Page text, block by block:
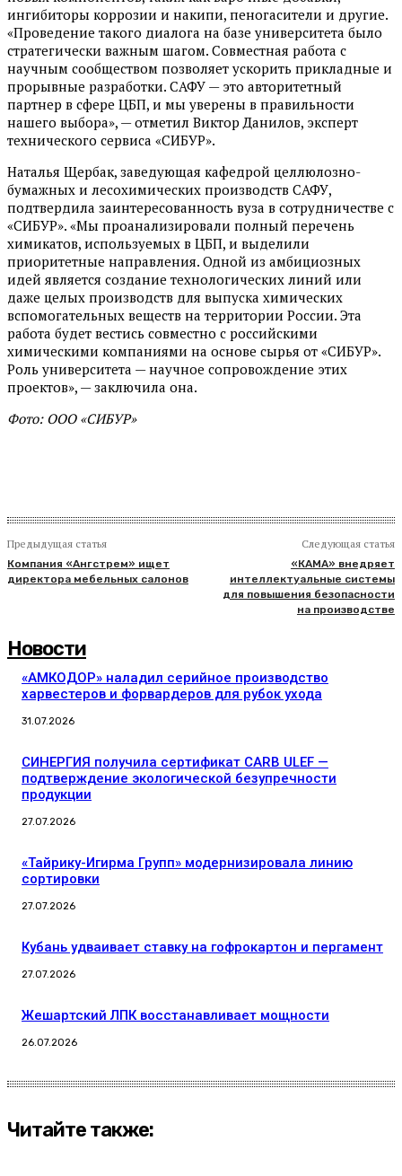
ингибиторы коррозии и накипи, пеногасители и другие.
«Проведение такого диалога на базе университета было
стратегически важным шагом. Совместная работа с
научным сообществом позволяет ускорить прикладные и
прорывные разработки. САФУ — это авторитетный
партнер в сфере ЦБП, и мы уверены в правильности
нашего выбора», — отметил Виктор Данилов, эксперт
технического сервиса «СИБУР».
Наталья Щербак, заведующая кафедрой целлюлозно-
бумажных и лесохимических производств САФУ,
подтвердила заинтересованность вуза в сотрудничестве с
«СИБУР». «Мы проанализировали полный перечень
химикатов, используемых в ЦБП, и выделили
приоритетные направления. Одной из амбициозных
идей является создание технологических линий или
даже целых производств для выпуска химических
вспомогательных веществ на территории России. Эта
работа будет вестись совместно с российскими
химическими компаниями на основе сырья от «СИБУР».
Роль университета — научное сопровождение этих
проектов», — заключила она.
Фото: ООО «СИБУР»
Предыдущая статья
Компания «Ангстрем» ищет
директора мебельных салонов
Следующая статья
«КАМА» внедряет
интеллектуальные системы
для повышения безопасности
на производстве
Новости
«АМКОДОР» наладил серийное производство
харвестеров и форвардеров для рубок ухода
31.07.2026
СИНЕРГИЯ получила сертификат CARB ULEF —
подтверждение экологической безупречности
продукции
27.07.2026
«Тайрику-Игирма Групп» модернизировала линию
сортировки
27.07.2026
Кубань удваивает ставку на гофрокартон и пергамент
27.07.2026
Жешартский ЛПК восстанавливает мощности
26.07.2026
Читайте также: